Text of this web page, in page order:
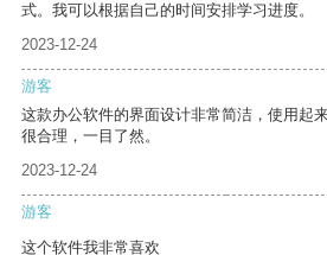
式。我可以根据自己的时间安排学习进度。
2023-12-24
游客
这款办公软件的界面设计非常简洁，使用起
很合理，一目了然。
2023-12-24
游客
这个软件我非常喜欢